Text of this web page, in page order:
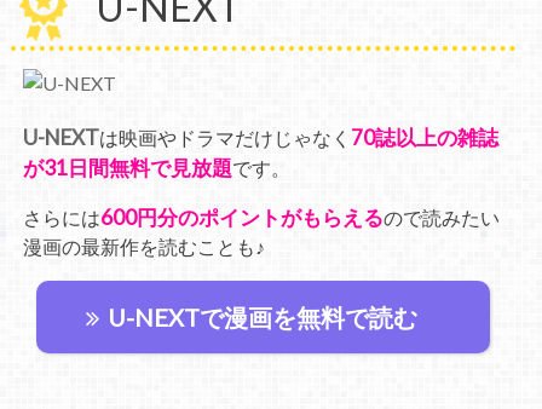
U-NEXTは映画やドラマだけじゃなく 70誌以上の雑誌
が31日間無料で見放題です。
さらには600円分のポイントがもらえるので読みたい
漫画の最新作を読むことも♪
U-NEXTで漫画を無料で読む